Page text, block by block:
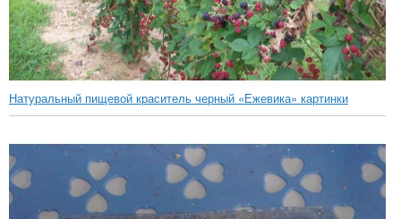
Натуральный пищевой краситель черный «Ежевика» картинки